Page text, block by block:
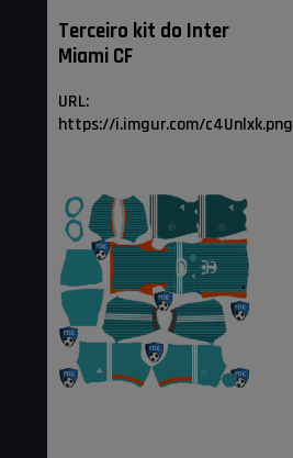
Terceiro kit do Inter
Miami CF
URL:
https://i.imgur.com/c4Unlxk.png